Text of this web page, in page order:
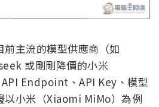
主流的模型供應商（如
或剛剛降價的小米
Endpoint、API Key、模型
以小米（Xiaomi MiMo）為例